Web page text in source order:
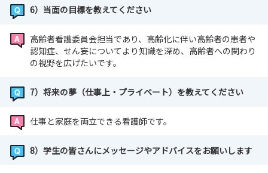
6）当面の目標を教えてください
高齢者看護委員会担当であり、高齢化に伴い高齢者の患者や
認知症、せん妄についてより知識を深め、高齢者への関わり
の視野を広げたいです。
7）将来の夢（仕事上・プライベート）を教えてください
仕事と家庭を両立できる看護師です。
8）学生の皆さんにメッセージやアドバイスをお願いします